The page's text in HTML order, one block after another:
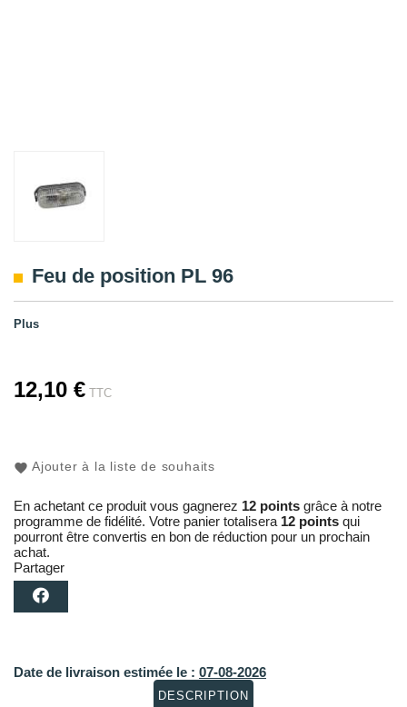
Feu de position PL 96
Plus
12,10 € TTC
Ajouter à la liste de souhaits
En achetant ce produit vous gagnerez 12 points grâce à notre
programme de fidélité. Votre panier totalisera 12 points qui
pourront être convertis en bon de réduction pour un prochain
achat.
Partager
Date de livraison estimée le : 07-08-2026
DESCRIPTION